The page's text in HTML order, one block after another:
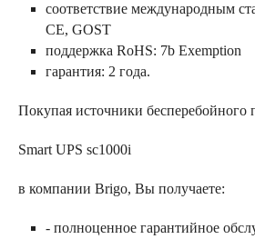
соответствие международным
CE, GOST
поддержка RoHS: 7b Exemption
гарантия: 2 года.
Покупая источники бесперебойного
Smart UPS sc1000i
в компании Brigo, Вы получаете:
- полноценное гарантийное